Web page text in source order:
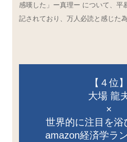
感嘆した」ー真理ー について、平
記されており、万人必読と感じた為
【４位】
大場 龍
×
世界的に注目を浴
amazon経済学ラ